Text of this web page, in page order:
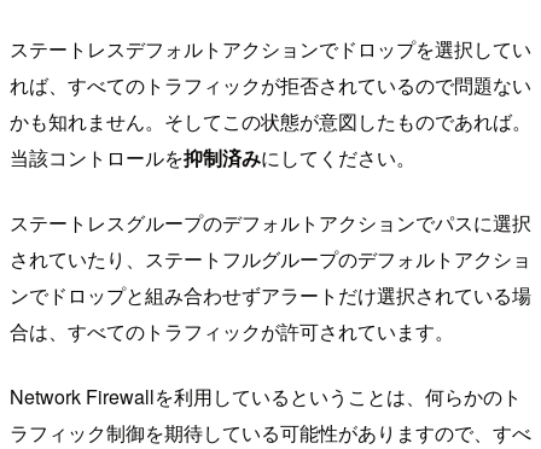
ステートレスデフォルトアクションでドロップを選択してい
れば、すべてのトラフィックが拒否されているので問題ない
かも知れません。そしてこの状態が意図したものであれば。
当該コントロールを抑制済みにしてください。
ステートレスグループのデフォルトアクションでパスに選択
されていたり、ステートフルグループのデフォルトアクショ
ンでドロップと組み合わせずアラートだけ選択されている場
合は、すべてのトラフィックが許可されています。
Network Firewallを利用しているということは、何らかのト
ラフィック制御を期待している可能性がありますので、すべ